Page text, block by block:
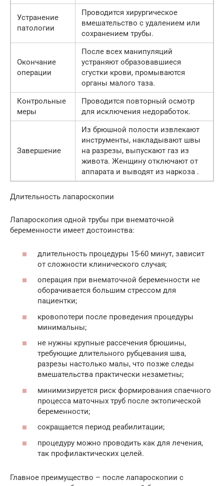
Устранение
патологии
Проводится хирургическое
вмешательство с удалением или
сохранением трубы.
Окончание
операции
После всех манипуляций
устраняют образовавшиеся
сгустки крови, промываются
органы малого таза.
Контрольные
меры
Проводится повторный осмотр
для исключения недоработок.
Завершение
Из брюшной полости извлекают
инструменты, накладывают швы
на разрезы, выпускают газ из
живота. Женщину отключают от
аппарата и выводят из наркоза .
Длительность лапароскопии
Лапароскопия одной трубы при внематочной
беременности имеет достоинства:
длительность процедуры 15-60 минут, зависит
от сложности клинического случая;
операция при внематочной беременности не
оборачивается большим стрессом для
пациентки;
кровопотери после проведения процедуры
минимальны;
не нужны крупные рассечения брюшины,
требующие длительного рубцевания шва,
разрезы настолько малы, что позже следы
вмешательства практически незаметны;
минимизируется риск формирования спаечного
процесса маточных труб после эктопической
беременности;
сокращается период реабилитации;
процедуру можно проводить как для лечения,
так профилактических целей.
Главное преимущество – после лапароскопии с